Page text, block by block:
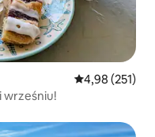
Średnia
4,98 (251)
wrześniu!